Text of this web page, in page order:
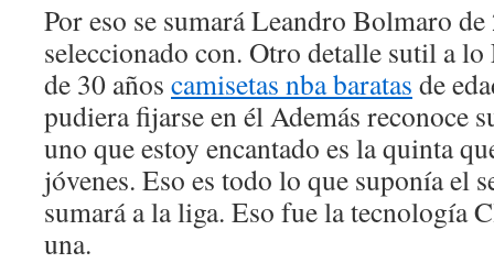
Por eso se sumará Leandro Bolmaro
seleccionado con. Otro detalle sutil a
de 30 años camisetas nba baratas de
pudiera fijarse en él Además reconoce
uno que estoy encantado es la quinta
jóvenes. Eso es todo lo que suponía el
sumará a la liga. Eso fue la tecnología
una.